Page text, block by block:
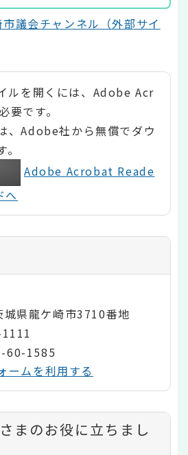
議会チャンネル（外部サイ
ルを開くには、Adobe Acr
です。
、Adobe社から無償でダウ
Adobe Acrobat Reade
へ
県龍ケ崎市3710番地
60-1585
ームを利用する
まのお役に立ちまし